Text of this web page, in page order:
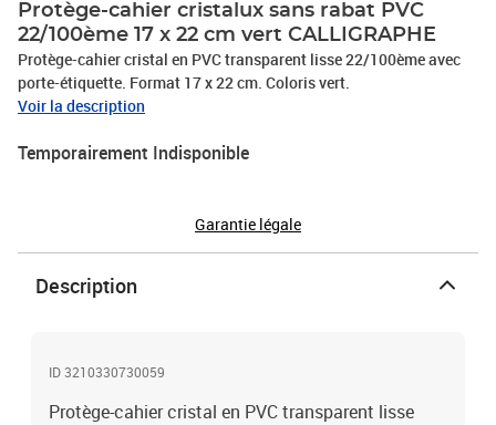
Protège-cahier cristalux sans rabat PVC
22/100ème 17 x 22 cm vert CALLIGRAPHE
Protège-cahier cristal en PVC transparent lisse 22/100ème avec
porte-étiquette. Format 17 x 22 cm. Coloris vert.
Voir la description
Temporairement Indisponible
Garantie légale
Description
ID 3210330730059
Protège-cahier cristal en PVC transparent lisse